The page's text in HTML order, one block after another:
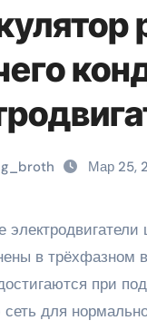
Мар 25,
в трёхфазном
при
для